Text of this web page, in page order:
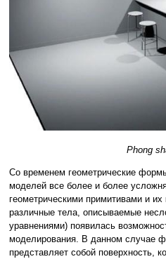
Phong
Со временем геометрические
моделей все более и более
геометрическими примитивами и
различные тела, описываемые
уравнениями) появилась
моделирования. В данном случае
представляет собой поверхность,